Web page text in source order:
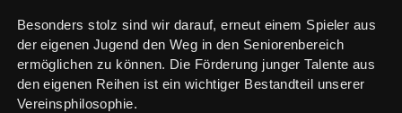
Besonders stolz sind wir darauf, erneut einem Spieler aus
der eigenen Jugend den Weg in den Seniorenbereich
ermöglichen zu können. Die Förderung junger Talente aus
den eigenen Reihen ist ein wichtiger Bestandteil unserer
Vereinsphilosophie.